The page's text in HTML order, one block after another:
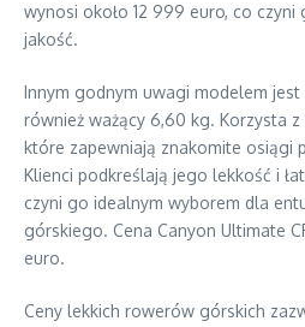
wynosi około 12 999 euro, co
jakość.
Innym godnym uwagi modelem jest
również ważący 6,60 kg. Korzysta
które zapewniają znakomite osiągi
Klienci podkreślają jego lekkość i
czyni go idealnym wyborem dla
górskiego. Cena Canyon Ultimate
euro.
Ceny lekkich rowerów górskich